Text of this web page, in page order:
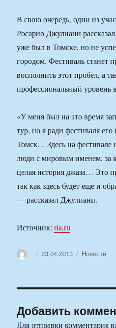
В свою очередь, один из
Росарио Джулиани
уже был в Томске, но не
городом. Фестиваль станет
восполнить этот пробел, а
профессиональный уровень
«У меня был на это время
тур, но я ради фестиваля
Томск… Здесь на фестивале
люди с мировым именем, за
целая история джаза… Это
так как здесь будет еще и
— рассказал Джулиани.
Источник:ria.ru
АвторОпубликовано
23.04.2013 Рубрики
Новости
Добавить
Для отправки комментария